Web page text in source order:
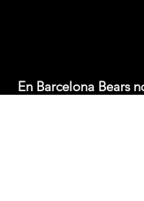
En Barcelona Bears